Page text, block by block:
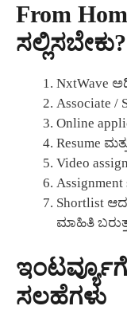
From
ಸಲ್ಲಿಸಬೇಕು?
NxtWave
Associate /
Online
Resume
Video
Shortlist
ಮಾಹಿತಿ
ಸಲಹೆಗಳು